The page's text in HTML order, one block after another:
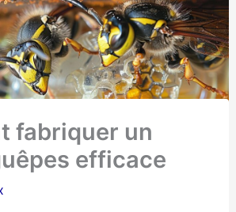
fabriquer un
efficace